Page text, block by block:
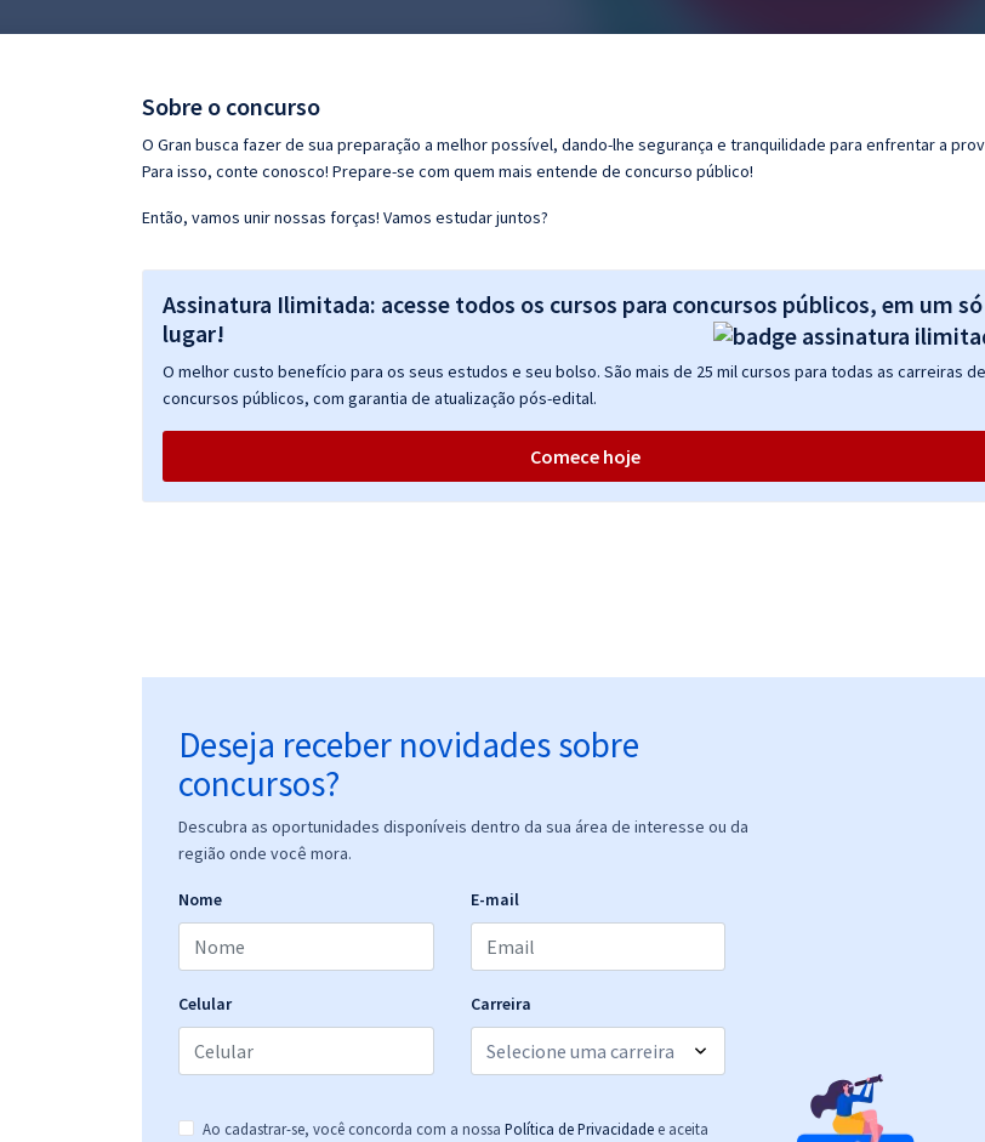
Conteúdo gratuito
Sobre o concurso
O Gran busca fazer de sua preparação a melhor possível, dando-lhe segurança e tranquilidade para enfrentar a
Para isso, conte conosco! Prepare-se com quem mais entende de concurso público!
Então, vamos unir nossas forças! Vamos estudar juntos?
Assinatura Ilimitada: acesse todos os cursos para concursos públicos, em um só
lugar!
O melhor custo benefício para os seus estudos e seu bolso. São mais de 25 mil cursos para todas as carreiras de
concursos públicos, com garantia de atualização pós-edital.
Comece hoje
Deseja receber novidades sobre
concursos?
Descubra as oportunidades disponíveis dentro da sua área de interesse ou da
região onde você mora.
Nome E-mail
Celular Carreira
Ao cadastrar-se, você concorda com a nossa Política de Privacidade e aceita